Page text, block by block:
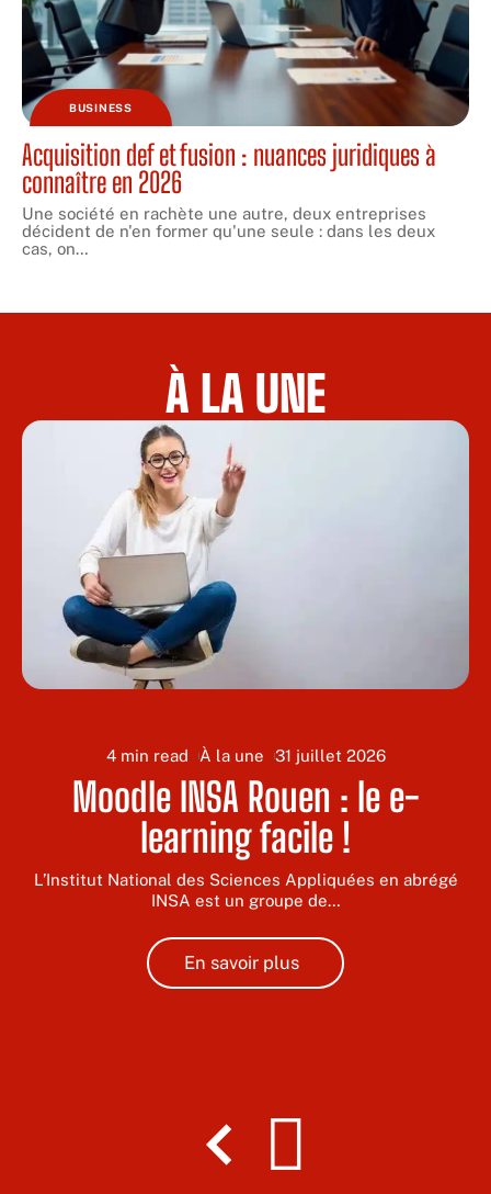
BUSINESS
Acquisition def et fusion : nuances juridiques à
connaître en 2026
Une société en rachète une autre, deux entreprises
décident de n'en former qu'une seule : dans les deux
cas, on…
À LA UNE
4 min read À la une 31 juillet 2026
Moodle INSA Rouen : le e-
learning facile !
L’Institut National des Sciences Appliquées en abrégé
INSA est un groupe de…
En savoir plus